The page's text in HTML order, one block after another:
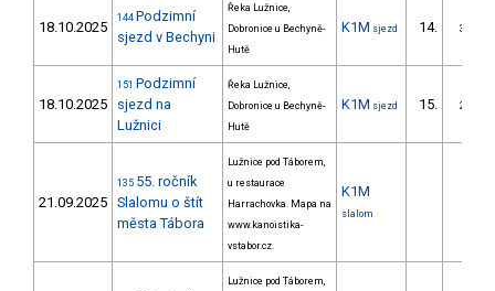
18.10.2025
144 Podzimní
sjezd v Bechyni
Řeka Lužnice,
Dobronice u Bechyně-
Hutě
K1M sjezd 14. 3/ZM
18.10.2025
151 Podzimní
sjezd na
Lužnici
Řeka Lužnice,
Dobronice u Bechyně-
Hutě
K1M sjezd 15. 2/ZM
21.09.2025
135 55. ročník
Slalomu o štít
města Tábora
Lužnice pod Táborem,
u restaurace
Harrachovka. Mapa na
www.kanoistika-
vstabor.cz.
K1M
slalom
Lužnice pod Táborem,